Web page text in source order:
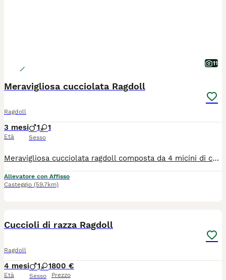
11
Meravigliosa cucciolata Ragdoll
Ragdoll
3 mesi
Età
1 1
Sesso
Meravigliosa cucciolata ragdoll composta da 4 micini di cui disponibili una femmina seal colourpoint e un maschio choco mitted. I cuccioli sono riservabili e potranno raggiungere la nuova famiglia intorno al 10 di luglio 2026. I gattini avranno pedigree enfi,microchip, vaccinazioni,certificato di buona salute,sverminazione,esame parassitologico con giardia negativo,esami genetici dei genitori,contratto di cessione e kit alla partenza. I micini per le loro qualità sono adatti alla pet therapy. Non sono in regalo. Per qualsiasi informazione non esitate a contattarci. Visite previo appuntamento.
Allevatore con Affisso
Casteggio (59.7km)
Cuccioli di razza Ragdoll
Ragdoll
4 mesi
Età
1 1
Sesso
800 €
Prezzo